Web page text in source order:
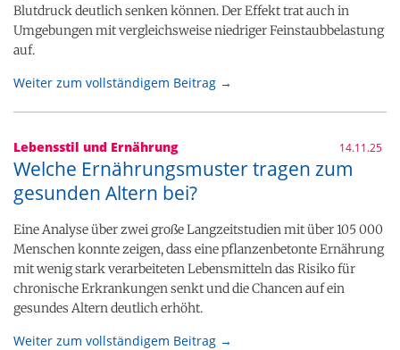
Blutdruck deutlich senken können. Der Effekt trat auch in
Umgebungen mit vergleichsweise niedriger Feinstaubbelastung
auf.
Weiter zum vollständigem Beitrag →
Lebensstil und Ernährung 14.11.25
Welche Ernährungsmuster tragen zum
gesunden Altern bei?
Eine Analyse über zwei große Langzeitstudien mit über 105 000
Menschen konnte zeigen, dass eine pflanzenbetonte Ernährung
mit wenig stark verarbeiteten Lebensmitteln das Risiko für
chronische Erkrankungen senkt und die Chancen auf ein
gesundes Altern deutlich erhöht.
Weiter zum vollständigem Beitrag →